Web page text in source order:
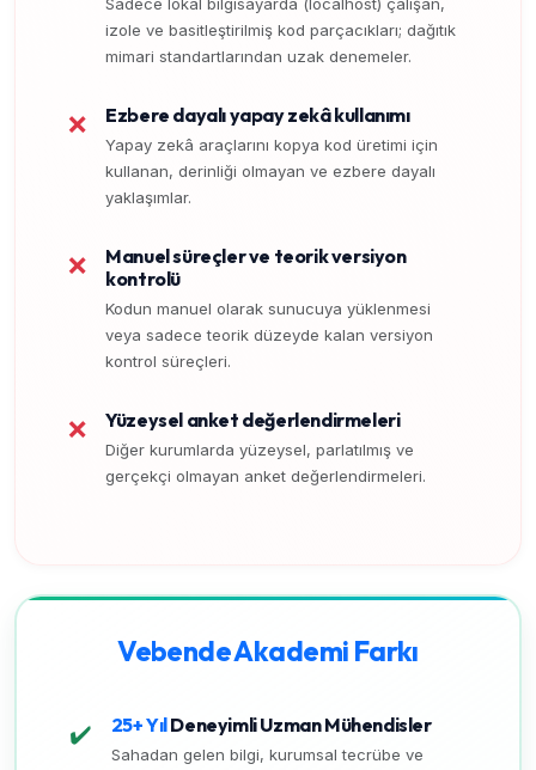
izole ve basitleştirilmiş kod parçacıkları; dağıtık
mimari standartlarından uzak denemeler.
❌ Ezbere dayalı yapay zekâ kullanımı
Yapay zekâ araçlarını kopya kod üretimi için
kullanan, derinliği olmayan ve ezbere dayalı
yaklaşımlar.
❌
Manuel süreçler ve teorik versiyon
kontrolü
Kodun manuel olarak sunucuya yüklenmesi
veya sadece teorik düzeyde kalan versiyon
kontrol süreçleri.
❌ Yüzeysel anket değerlendirmeleri
Diğer kurumlarda yüzeysel, parlatılmış ve
gerçekçi olmayan anket değerlendirmeleri.
Vebende Akademi Farkı
✔️ 25+ YılDeneyimli Uzman Mühendisler
Sahadan gelen bilgi, kurumsal tecrübe ve